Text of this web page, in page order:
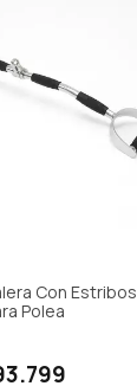
Con Estribos
Polea